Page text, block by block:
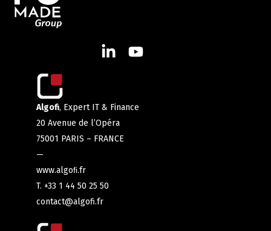
Algofi, Expert IT & Finance
20 Avenue de l’Opéra
75001 PARIS – FRANCE
—
www.algoﬁ.fr
T. +33 1 44 50 25 50
contact@algofi.fr